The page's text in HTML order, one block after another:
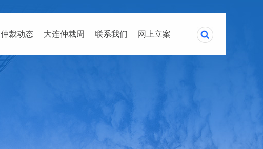
仲裁动态 大连仲裁周 联系我们 网上立案